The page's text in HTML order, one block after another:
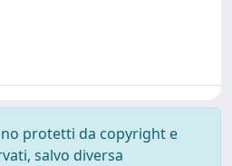
protetti da copyright e
salvo diversa